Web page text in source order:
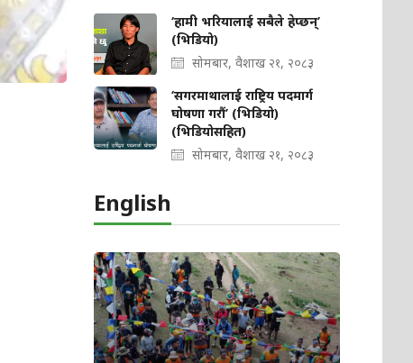
‘हामी भरियालाई सबैले हेप्छन्’
(भिडियो)
सोमबार, वैशाख २१, २०८३
‘सगरमाथालाई राष्ट्रिय पदमार्ग
घोषणा गरौं’ (भिडियो)
(भिडियोसहित)
सोमबार, वैशाख २१, २०८३
English